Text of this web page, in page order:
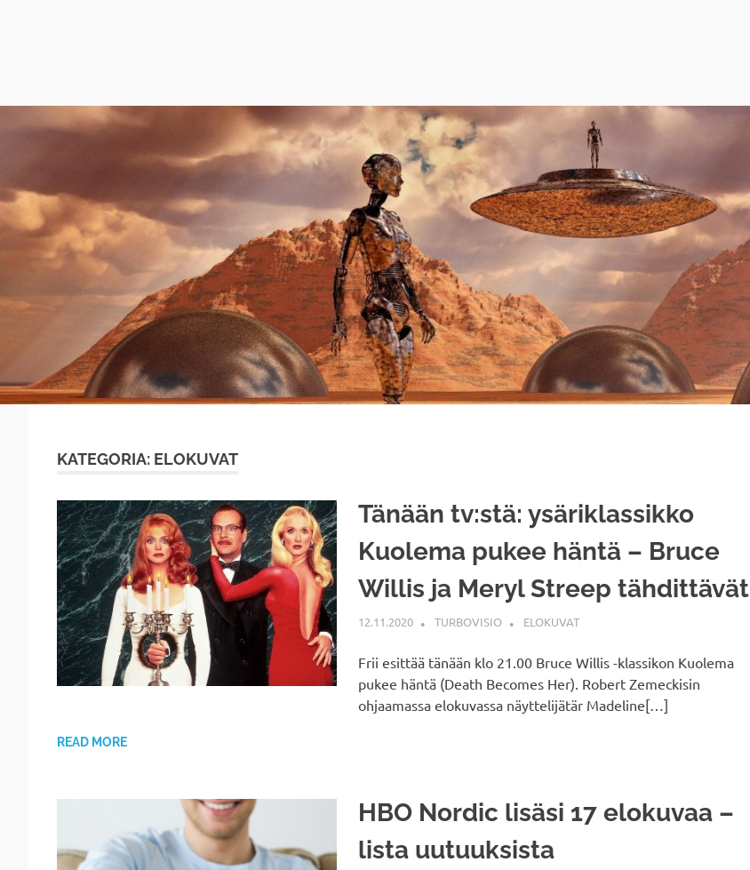
KATEGORIA: ELOKUVAT
Tänään tv:stä: ysäriklassikko
Kuolema pukee häntä – Bruce
Willis ja Meryl Streep tähdittävät
12.11.2020 TURBOVISIO ELOKUVAT
Frii esittää tänään klo 21.00 Bruce Willis -klassikon Kuolema
pukee häntä (Death Becomes Her). Robert Zemeckisin
ohjaamassa elokuvassa näyttelijätär Madeline[…]
READ MORE
HBO Nordic lisäsi 17 elokuvaa –
lista uutuuksista